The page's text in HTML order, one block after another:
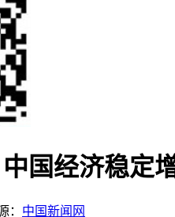
中国经济稳定
： 中国新闻网